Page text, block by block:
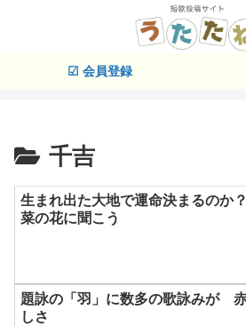
☑ 会員登録
千吉
生まれ出た大地で運命決まるの
菜の花に聞こう
題詠の「羽」に数多の歌詠みが
しさ